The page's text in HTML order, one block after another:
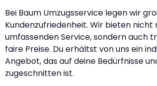
Bei Baum Umzugsservice legen wir
Kundenzufriedenheit. Wir bieten nicht
umfassenden Service, sondern auch
faire Preise. Du erhältst von uns ein
Angebot, das auf deine Bedürfnisse
zugeschnitten ist.